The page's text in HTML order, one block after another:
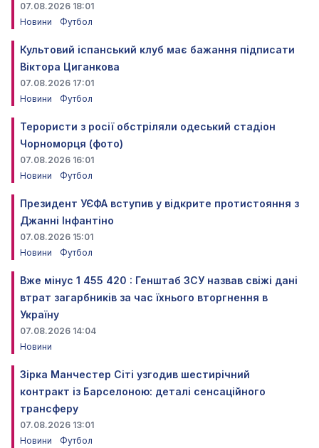
07.08.2026 18:01
Новини
Футбол
Культовий іспанський клуб має бажання підписати
Віктора Циганкова
07.08.2026 17:01
Новини
Футбол
Терористи з росії обстріляли одеський стадіон
Чорноморця (фото)
07.08.2026 16:01
Новини
Футбол
Президент УЄФА вступив у відкрите протистояння з
Джанні Інфантіно
07.08.2026 15:01
Новини
Футбол
Вже мінус 1 455 420 : Генштаб ЗСУ назвав свіжі дані
втрат загарбників за час їхнього вторгнення в
Україну
07.08.2026 14:04
Новини
Зірка Манчестер Сіті узгодив шестирічний
контракт із Барселоною: деталі сенсаційного
трансферу
07.08.2026 13:01
Новини
Футбол